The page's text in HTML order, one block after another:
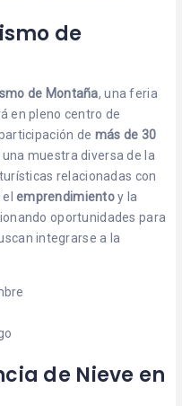
de
de Montaña, una feria
en pleno centro de
participación de más de 30
muestra diversa de la
relacionadas con
elemprendimientoy la
oportunidades para
integrarse a la
de Nieve en